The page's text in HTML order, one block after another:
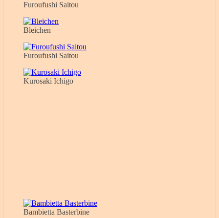
Furoufushi Saitou
Bleichen
Furoufushi Saitou
Kurosaki Ichigo
Bambietta Basterbine